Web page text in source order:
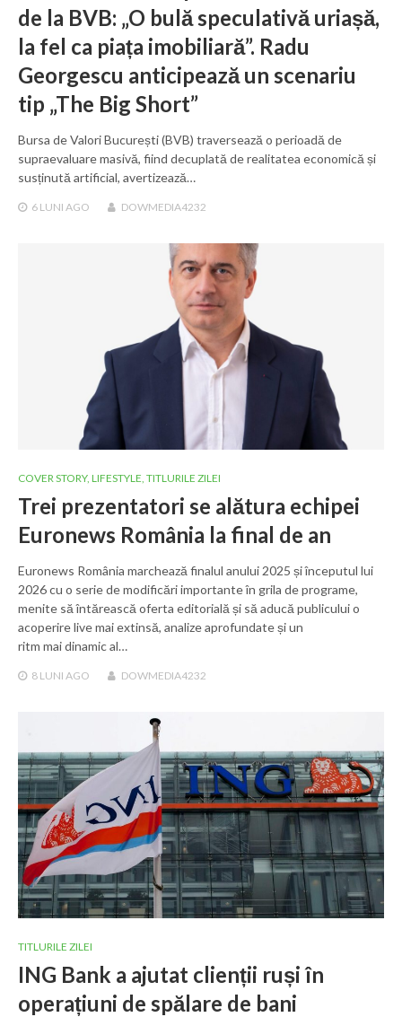
de la BVB: „O bulă speculativă uriașă,
la fel ca piața imobiliară”. Radu
Georgescu anticipează un scenariu
tip „The Big Short”
Bursa de Valori București (BVB) traversează o perioadă de
supraevaluare masivă, fiind decuplată de realitatea economică și
susținută artificial, avertizează…
6 LUNI AGO DOWMEDIA4232
COVER STORY, LIFESTYLE, TITLURILE ZILEI
Trei prezentatori se alătura echipei
Euronews România la final de an
Euronews România marchează finalul anului 2025 și începutul lui
2026 cu o serie de modificări importante în grila de programe,
menite să întărească oferta editorială și să aducă publicului o
acoperire live mai extinsă, analize aprofundate și un
ritm mai dinamic al…
8 LUNI AGO DOWMEDIA4232
TITLURILE ZILEI
ING Bank a ajutat clienții ruși în
operațiuni de spălare de bani